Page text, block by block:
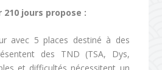
210 jours propose :
avec 5 places destiné à des
des TND (TSA, Dys,